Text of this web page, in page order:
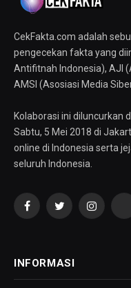
CekFakta.com adalah
pengecekan fakta yang
Antifitnah Indonesia), AJI
AMSI (Asosiasi Media
Kolaborasi ini diluncurkan
Sabtu, 5 Mei 2018 di
online di Indonesia serta
seluruh Indonesia.
FacebookTwitter
INFORMASI